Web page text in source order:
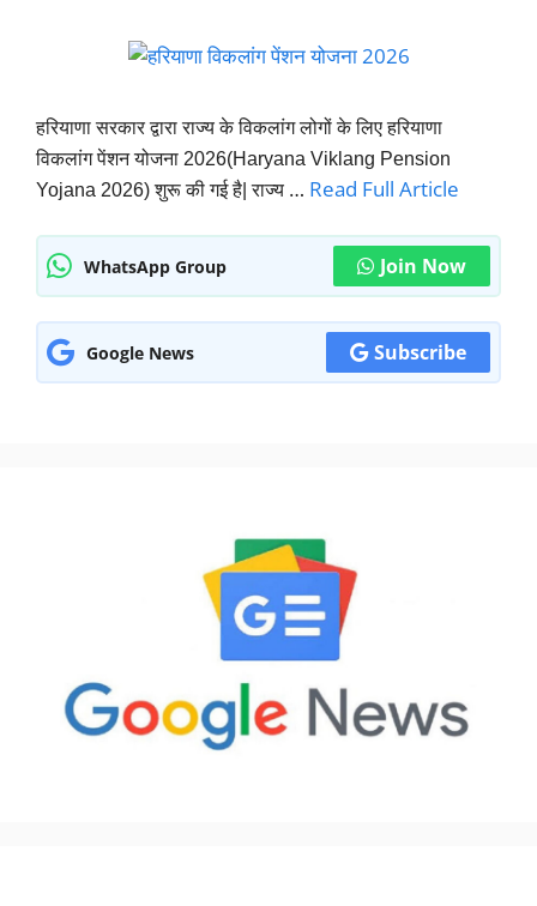
हरियाणा सरकार द्वारा राज्य के विकलांग लोगों के लिए हरियाणा
विकलांग पेंशन योजना 2026(Haryana Viklang Pension
Yojana 2026) शुरू की गई है| राज्य … Read Full Article
WhatsApp Group Join Now
Google News Subscribe